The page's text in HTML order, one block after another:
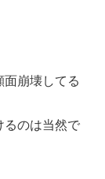
面崩壊してる
るのは当然で